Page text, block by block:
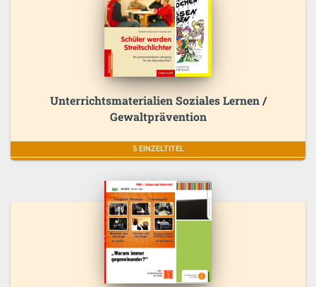
Unterrichtsmaterialien Soziales Lernen /
Gewaltprävention
5 EINZELTITEL